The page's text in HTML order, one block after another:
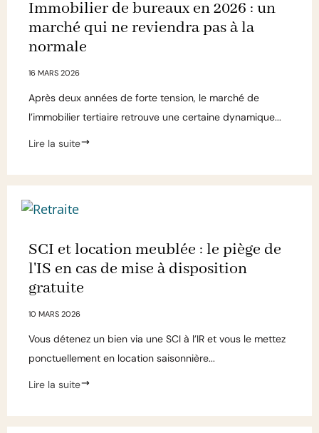
Immobilier de bureaux en 2026 : un
marché qui ne reviendra pas à la
normale
16 MARS 2026
Après deux années de forte tension, le marché de
l’immobilier tertiaire retrouve une certaine dynamique...
Lire la suite
SCI et location meublée : le piège de
l'IS en cas de mise à disposition
gratuite
10 MARS 2026
Vous détenez un bien via une SCI à l’IR et vous le mettez
ponctuellement en location saisonnière...
Lire la suite